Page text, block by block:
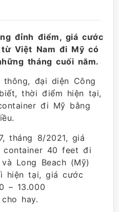
đỉnh điểm, giá cước
Việt Nam đi Mỹ có
tháng cuối năm.
đại diện Công
thời điểm hiện tại,
đi Mỹ bằng
tháng 8/2021, giá
40 feet đi
Long Beach (Mỹ)
hiện tại, giá cước
– 13.000
hay.